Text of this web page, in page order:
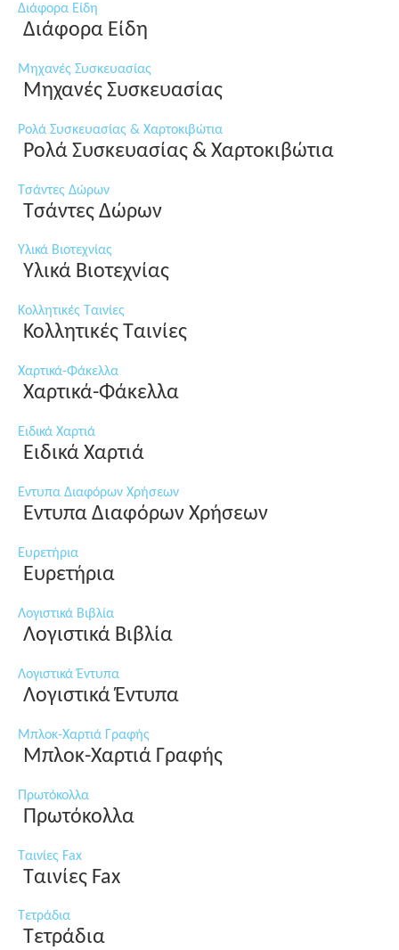
Διάφορα Είδη
Διάφορα Είδη
Μηχανές Συσκευασίας
Μηχανές Συσκευασίας
Ρολά Συσκευασίας & Χαρτοκιβώτια
Ρολά Συσκευασίας & Χαρτοκιβώτια
Τσάντες Δώρων
Τσάντες Δώρων
Υλικά Βιοτεχνίας
Υλικά Βιοτεχνίας
Κολλητικές Ταινίες
Κολλητικές Ταινίες
Χαρτικά-Φάκελλα
Χαρτικά-Φάκελλα
Ειδικά Χαρτιά
Ειδικά Χαρτιά
Εντυπα Διαφόρων Χρήσεων
Εντυπα Διαφόρων Χρήσεων
Ευρετήρια
Ευρετήρια
Λογιστικά Βιβλία
Λογιστικά Βιβλία
Λογιστικά Έντυπα
Λογιστικά Έντυπα
Μπλοκ-Χαρτιά Γραφής
Μπλοκ-Χαρτιά Γραφής
Πρωτόκολλα
Πρωτόκολλα
Ταινίες Fax
Ταινίες Fax
Τετράδια
Τετράδια